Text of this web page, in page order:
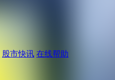
股市快讯 在线帮助